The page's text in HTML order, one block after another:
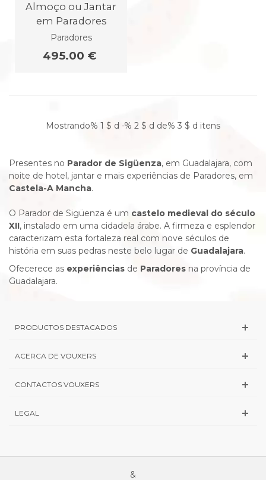
Almoço ou Jantar
em Paradores
Paradores
495.00 €
Mostrando% 1 $ d -% 2 $ d de% 3 $ d itens
Presentes no Parador de Sigüenza, em Guadalajara, com
noite de hotel, jantar e mais experiências de Paradores, em
Castela-A Mancha.
O Parador de Sigüenza é um castelo medieval do século
XII, instalado em uma cidadela árabe. A firmeza e esplendor
caracterizam esta fortaleza real com nove séculos de
história em suas pedras neste belo lugar de Guadalajara.
Ofecerece as experiências de Paradores na província de
Guadalajara.
PRODUCTOS DESTACADOS
ACERCA DE VOUXERS
CONTACTOS VOUXERS
LEGAL
&